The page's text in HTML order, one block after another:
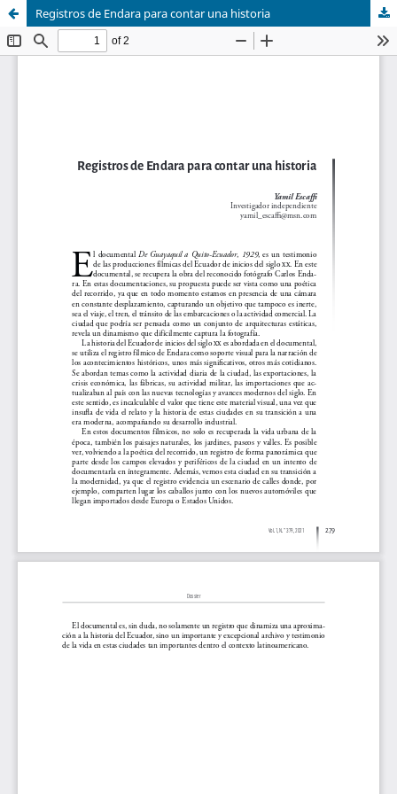
Registros de Endara para contar una historia